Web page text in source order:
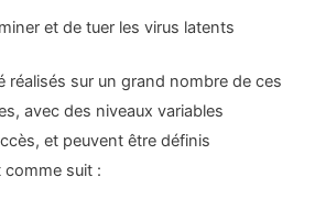
et de tuer les virus latents
réalisés sur un grand nombre de ces
avec des niveaux variables
et peuvent être définis
suit :